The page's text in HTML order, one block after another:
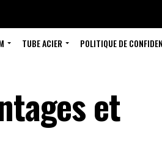
TUBE ACIER POLITIQUE DE
et